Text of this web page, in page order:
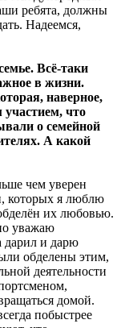
ребята, должны
Надеемся,
Всё-таки
в жизни.
наверное,
что
о семейной
А какой
чем уверен
которых я люблю
их любовью.
уважаю
дарил и дарю
обделены этим,
деятельности
домой.
побыстрее